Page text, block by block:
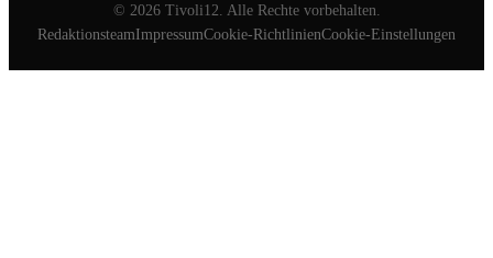
© 2026Tivoli12. Alle Rechte vorbehalten.
RedaktionsteamImpressumCookie-RichtlinienCookie-Einstellungen